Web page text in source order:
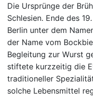
Die Ursprünge der
Schlesien. Ende des
Berlin unter dem
der Name vom
Begleitung zur Wurst
stiftete kurzzeitig die
traditioneller
solche Lebensmittel